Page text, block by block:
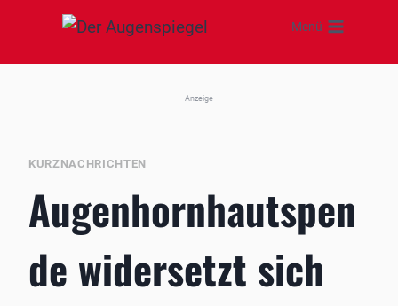
springen
Menü
Anzeige
KURZNACHRICHTEN
Augenhornhautspen
de widersetzt sich